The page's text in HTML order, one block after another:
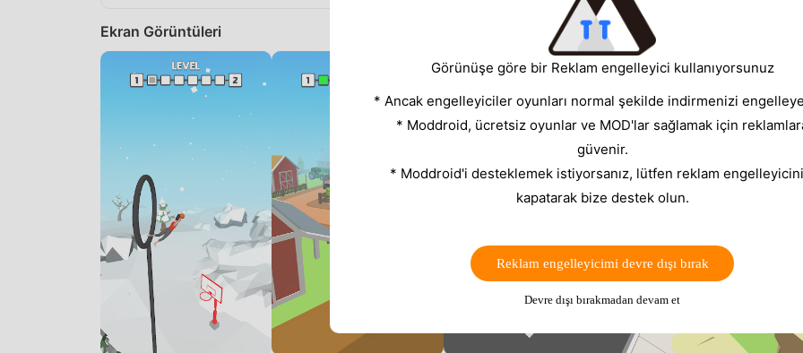
Ekran Görüntüleri
Görünüşe göre bir Reklam engelleyici kullanıyorsunuz
* Ancak engelleyiciler oyunları normal şekilde indirmenizi
* Moddroid, ücretsiz oyunlar ve MOD'lar sağlamak için
güvenir.
* Moddroid'i desteklemek istiyorsanız, lütfen reklam
kapatarak bize destek olun.
Reklam engelleyicimi devre dışı bırak
Devre dışı bırakmadan devam et